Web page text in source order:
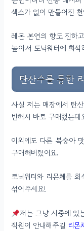
색소가 없이 만들어진
레몬 본연의 향도 진하
높아서 토닉워터에 희석
탄산수를 통한
사실 저는 매장에서 탄
반해서 바로 구매했는데
이외에도 다른 복숭아
구매해버렸어요.
토닉워터와 리몬체를
섞어주세요!
저는 그냥 시중에 있
직원이 안내해주길 리몬